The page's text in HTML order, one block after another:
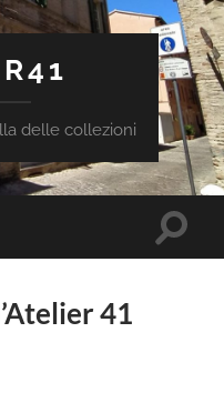
delle collezioni
41